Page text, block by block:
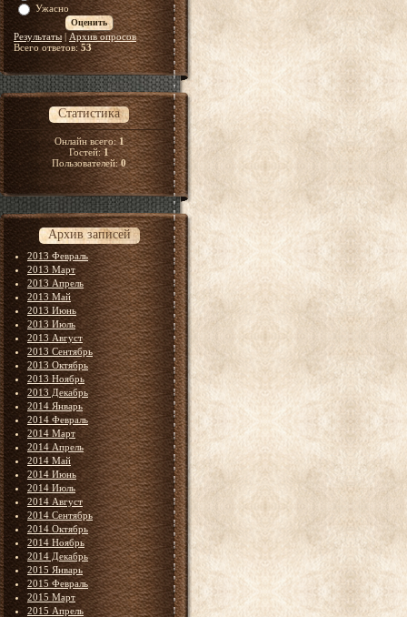
Ужасно
Результаты| Архив опросов
Всего ответов:53
Статистика
Онлайн всего:1
Гостей:1
Пользователей:0
Архив записей
2013 Февраль
2013 Март
2013 Апрель
2013 Май
2013 Июнь
2013 Июль
2013 Август
2013 Сентябрь
2013 Октябрь
2013 Ноябрь
2013 Декабрь
2014 Январь
2014 Февраль
2014 Март
2014 Апрель
2014 Май
2014 Июнь
2014 Июль
2014 Август
2014 Сентябрь
2014 Октябрь
2014 Ноябрь
2014 Декабрь
2015 Январь
2015 Февраль
2015 Март
2015 Апрель